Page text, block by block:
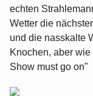
echten
Wetter die
und die nasskalte
Knochen, aber
Show must go on"